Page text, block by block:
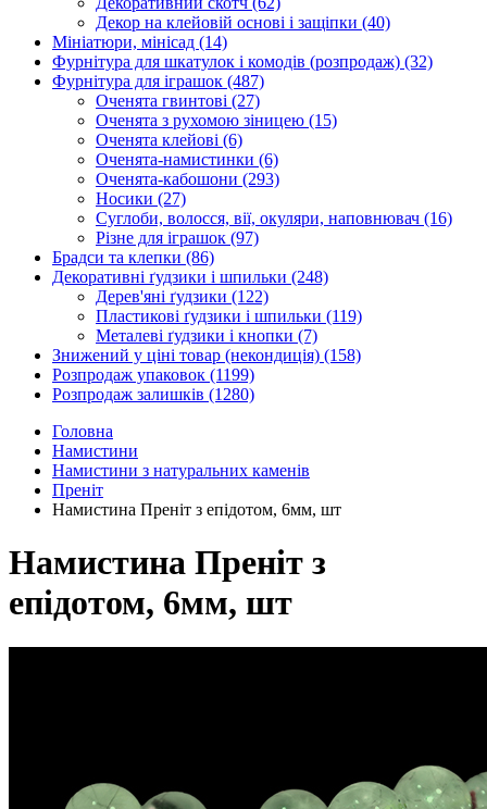
Декор на клейовій основі і защіпки (40)
Мініатюри, мінісад (14)
Фурнітура для шкатулок і комодів (розпродаж) (32)
Фурнітура для іграшок (487)
Оченята гвинтові (27)
Оченята з рухомою зіницею (15)
Оченята клейові (6)
Оченята-намистинки (6)
Оченята-кабошони (293)
Носики (27)
Суглоби, волосся, вії, окуляри, наповнювач (16)
Різне для іграшок (97)
Брадси та клепки (86)
Декоративні ґудзики і шпильки (248)
Дерев'яні ґудзики (122)
Пластикові ґудзики і шпильки (119)
Металеві ґудзики і кнопки (7)
Знижений у ціні товар (некондиція) (158)
Розпродаж упаковок (1199)
Розпродаж залишків (1280)
Головна
Намистини
Намистини з натуральних каменів
Преніт
Намистина Преніт з епідотом, 6мм, шт
Намистина Преніт з
епідотом, 6мм, шт